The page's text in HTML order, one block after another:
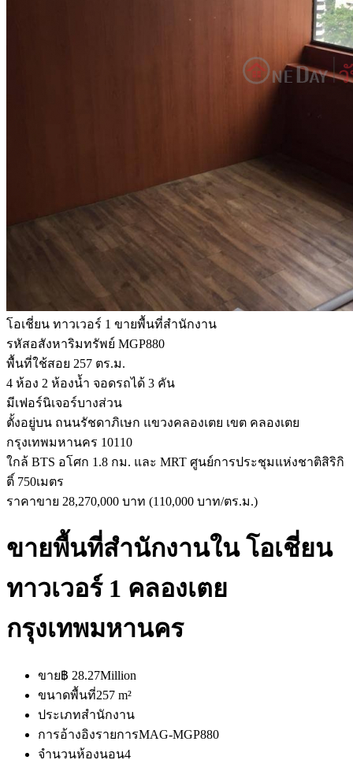
โอเชี่ยน ทาวเวอร์ 1 ขายพื้นที่สำนักงาน
รหัสอสังหาริมทรัพย์ MGP880
พื้นที่ใช้สอย 257 ตร.ม.
4 ห้อง 2 ห้องน้ำ จอดรถได้ 3 คัน
มีเฟอร์นิเจอร์บางส่วน
ตั้งอยู่บน ถนนรัชดาภิเษก แขวงคลองเตย เขต คลองเตย
กรุงเทพมหานคร 10110
ใกล้ BTS อโศก 1.8 กม. และ MRT ศูนย์การประชุมแห่งชาติสิริกิ
ติ์ 750เมตร
ราคาขาย 28,270,000 บาท (110,000 บาท/ตร.ม.)
ขายพื้นที่สำนักงานใน โอเชี่ยน
ทาวเวอร์ 1 คลองเตย
กรุงเทพมหานคร
ขาย฿ 28.27Million
ขนาดพื้นที่257 m²
ประเภทสำนักงาน
การอ้างอิงรายการMAG-MGP880
จำนวนห้องนอน4